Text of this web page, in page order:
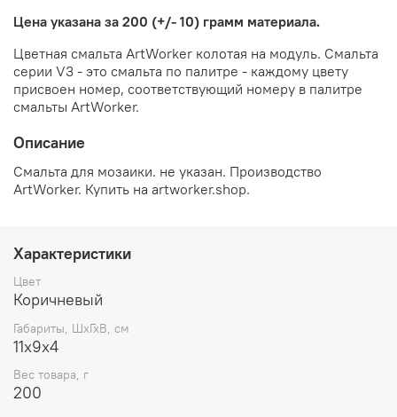
Цена указана за 200 (+/- 10) грамм материала.
Цветная смальта ArtWorker колотая на модуль. Смальта
серии V3 - это смальта по палитре - каждому цвету
присвоен номер, соответствующий номеру в палитре
смальты ArtWorker.
Описание
Смальта для мозаики. не указан. Производство
ArtWorker. Купить на artworker.shop.
Характеристики
Цвет
Коричневый
Габариты, ШхГхВ, см
11х9х4
Вес товара, г
200